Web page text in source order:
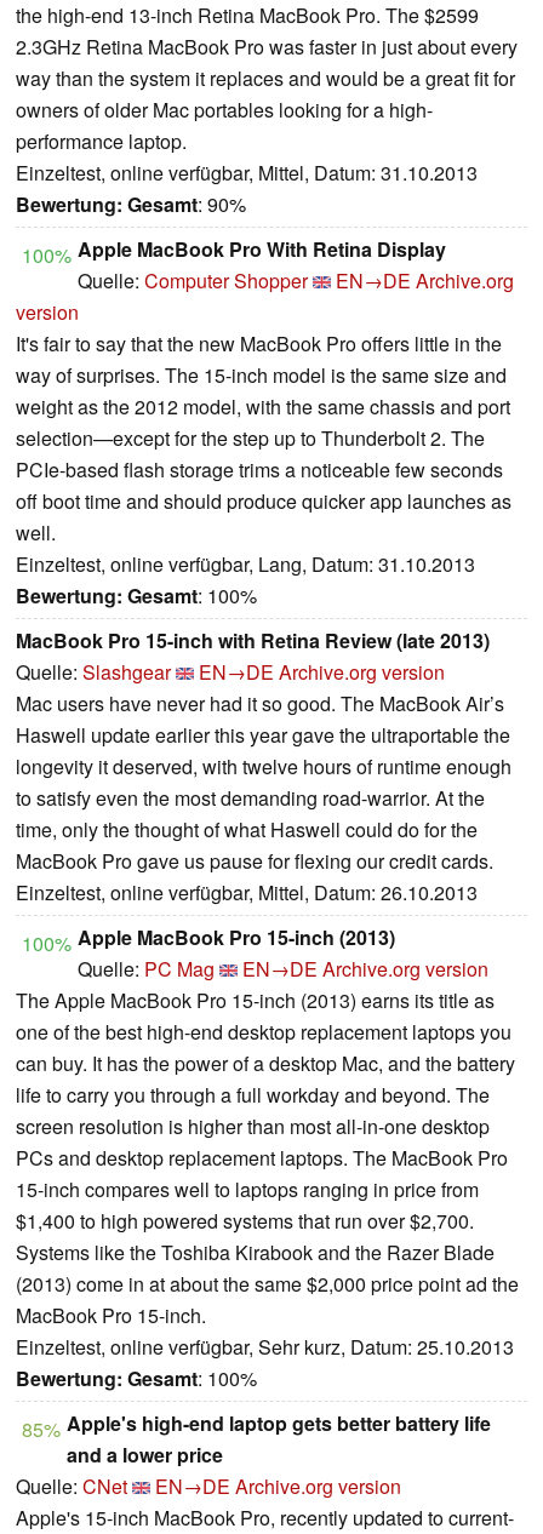
the high-end 13-inch Retina MacBook Pro. The $2599
2.3GHz Retina MacBook Pro was faster in just about every
way than the system it replaces and would be a great fit for
owners of older Mac portables looking for a high-
performance laptop.
Einzeltest, online verfügbar, Mittel, Datum: 31.10.2013
Bewertung: Gesamt: 90%
100% Apple MacBook Pro With Retina Display
Quelle: Computer Shopper EN→DE Archive.org
version
It's fair to say that the new MacBook Pro offers little in the
way of surprises. The 15-inch model is the same size and
weight as the 2012 model, with the same chassis and port
selection—except for the step up to Thunderbolt 2. The
PCIe-based flash storage trims a noticeable few seconds
off boot time and should produce quicker app launches as
well.
Einzeltest, online verfügbar, Lang, Datum: 31.10.2013
Bewertung: Gesamt: 100%
MacBook Pro 15-inch with Retina Review (late 2013)
Quelle: Slashgear EN→DE Archive.org version
Mac users have never had it so good. The MacBook Air’s
Haswell update earlier this year gave the ultraportable the
longevity it deserved, with twelve hours of runtime enough
to satisfy even the most demanding road-warrior. At the
time, only the thought of what Haswell could do for the
MacBook Pro gave us pause for flexing our credit cards.
Einzeltest, online verfügbar, Mittel, Datum: 26.10.2013
100% Apple MacBook Pro 15-inch (2013)
Quelle: PC Mag EN→DE Archive.org version
The Apple MacBook Pro 15-inch (2013) earns its title as
one of the best high-end desktop replacement laptops you
can buy. It has the power of a desktop Mac, and the battery
life to carry you through a full workday and beyond. The
screen resolution is higher than most all-in-one desktop
PCs and desktop replacement laptops. The MacBook Pro
15-inch compares well to laptops ranging in price from
$1,400 to high powered systems that run over $2,700.
Systems like the Toshiba Kirabook and the Razer Blade
(2013) come in at about the same $2,000 price point ad the
MacBook Pro 15-inch.
Einzeltest, online verfügbar, Sehr kurz, Datum: 25.10.2013
Bewertung: Gesamt: 100%
85% Apple's high-end laptop gets better battery life
and a lower price
Quelle: CNet EN→DE Archive.org version
Apple's 15-inch MacBook Pro, recently updated to current-